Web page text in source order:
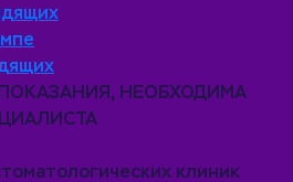
НЕОБХОДИМА
клиник